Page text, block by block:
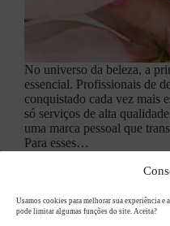
Usamos cookies para melhorar sua experiência e
pode limitar algumas funções do site. Aceita?
No universo da beleza, a
essencial. Profissionais de
conquistado cada vez mais
só serviços de alta
uma marca pessoal que
Para esses…